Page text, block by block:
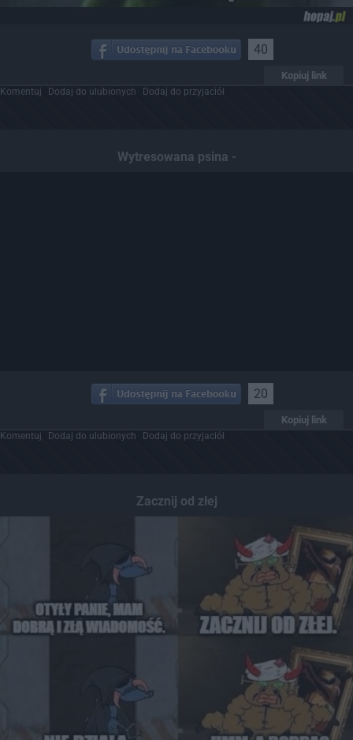
40
Kopiuj link
Komentuj Dodaj do ulubionych Dodaj do przyjaciół
Wytresowana psina -
20
Kopiuj link
Komentuj Dodaj do ulubionych Dodaj do przyjaciół
Zacznij od złej